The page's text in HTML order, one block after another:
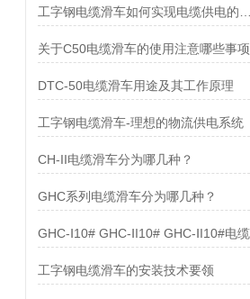
关于C50电缆滑车的使用注意哪些事项
DTC-50电缆滑车用途及其工作原理
工字钢电缆滑车-理想的物流供电系统
CH-II电缆滑车分为哪几种？
GHC系列电缆滑车分为哪几种？
工字钢电缆滑车的安装技术要领